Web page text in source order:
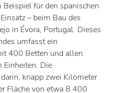
für den spanischen
– beim Bau des
in Évora, Portugal. Dieses
umfasst ein
400 Betten und allen
Einheiten. Die
knapp zwei Kilometer
Fläche von etwa 8.400